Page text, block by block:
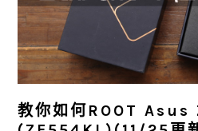
教你如何ROOT